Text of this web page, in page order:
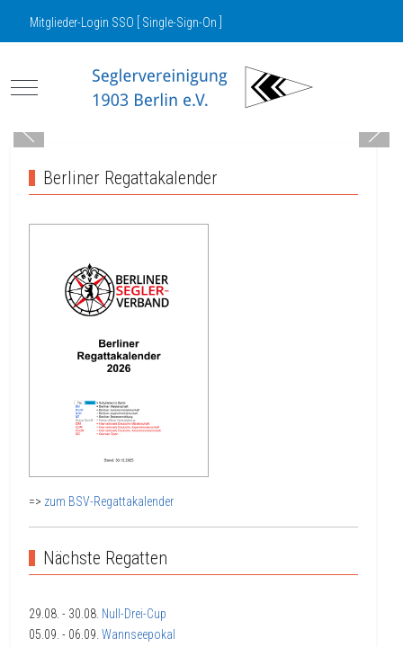
Mitglieder-Login SSO [ Single-Sign-On ]
Mobile Menu Toggle
Berliner Regattakalender
=> zum BSV-Regattakalender
Nächste Regatten
29.08. - 30.08. Null-Drei-Cup
05.09. - 06.09. Wannseepokal